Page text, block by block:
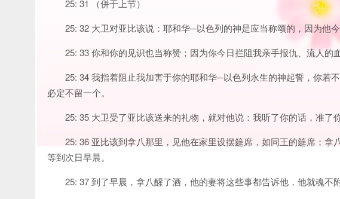
25: 31 （併于上节）
25: 32 大卫对亚比该说：耶和华─以色列的神是应当称颂的，因为他今
25: 33 你和你的见识也当称赞；因为你今日拦阻我亲手报仇、流人的血
25: 34 我指着阻止我加害于你的耶和华─以色列永生的神起誓，你若
必定不留一个。
25: 35 大卫受了亚比该送来的礼物，就对他说：我听了你的话，准了
25: 36 亚比该到拿八那里，见他在家里设摆筵席，如同王的筵席；
等到次日早晨。
25: 37 到了早晨，拿八醒了酒，他的妻将这些事都告诉他，他就魂不